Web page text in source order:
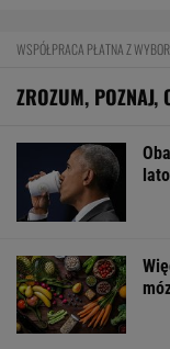
WSPÓŁPRACA PŁATNA Z
ZROZUM, POZNAJ,